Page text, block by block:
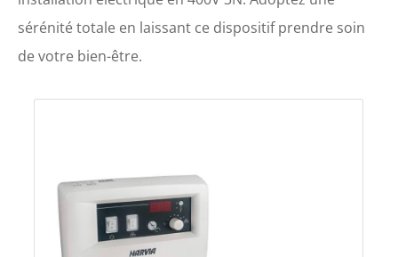
sérénité totale en laissant ce dispositif prendre soin
de votre bien-être.